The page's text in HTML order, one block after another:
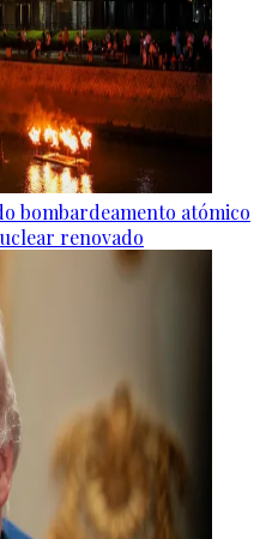
bombardeamento atómico
renovado